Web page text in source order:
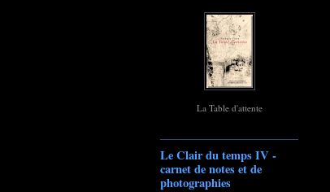
La Table d'attente
Le Clair du temps IV -
carnet de notes et de
photographies